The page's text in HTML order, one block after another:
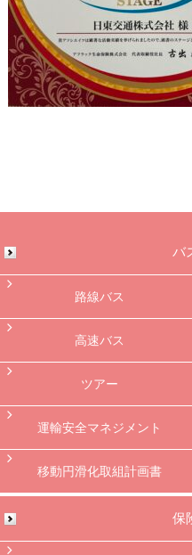
日東交
バ
路線バス
高速バス
ツアー
運輸安全マネジメント
移動円滑化取組計画書
保